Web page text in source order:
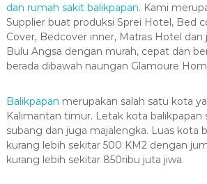
dan rumah sakit balikpapan. Kami
Supplier buat produksi Sprei Hotel, Bed
Cover, Bedcover inner, Matras Hotel
Bulu Angsa dengan murah, cepat dan
berada dibawah naungan Glamoure
Balikpapan merupakan salah satu kota
Kalimantan timur. Letak kota balikpapan
subang dan juga majalengka. Luas kota
kurang lebih sekitar 500 KM2 dengan
kurang lebih sekitar 850ribu juta jiwa.